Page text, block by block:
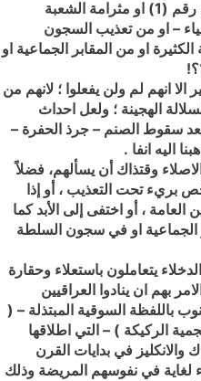
اقل بعضهم – من محارق سجن رقم (1) او مثرامة الشعبة
– او من تعذيب السجون
او من المقابر الجماعية او
انهم لم ولن يفعلوا ؛ لانهم من
الهجينة ؛ ولعل احداث
سقوط الصنم – جرذ الحفرة –
وقتذاك أن يسألهم، فضلاً
تحت التعذيب ، أو إذا
، أو اختفى إلى الأبد كما
او في سجون السلطة
يتعاملون باستعلاء وحقارة
بهم ان ينادوا العراقيين
السوقية المبتذلة – (
الركيكة ) – التي اطلاقها
في بدايات القرن
في نفوسهم المريضة وذلك